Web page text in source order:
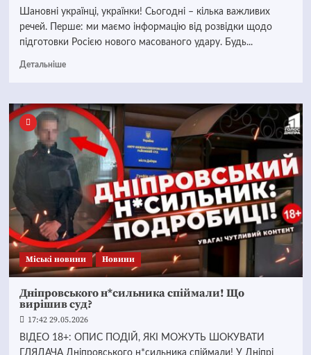
Шановні українці, українки! Сьогодні – кілька важливих
речей. Перше: ми маємо інформацію від розвідки щодо
підготовки Росією нового масованого удару. Будь...
Детальніше
Mіські новини Новини
Дніпровського н*сильника спіймали! Що
вирішив суд?
17:42 29.05.2026
ВІДЕО 18+: ОПИС ПОДІЙ, ЯКІ МОЖУТЬ ШОКУВАТИ
ГЛЯДАЧА Дніпровського н*сильника спіймали! У Дніпрі